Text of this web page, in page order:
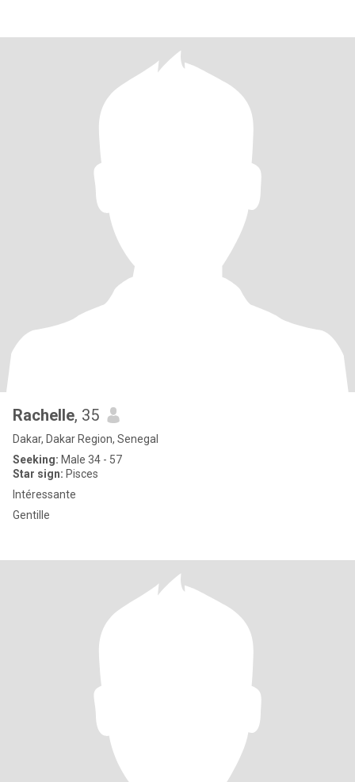
Rachelle, 35
Dakar, Dakar Region, Senegal
Seeking: Male 34 - 57
Star sign: Pisces
Intéressante
Gentille